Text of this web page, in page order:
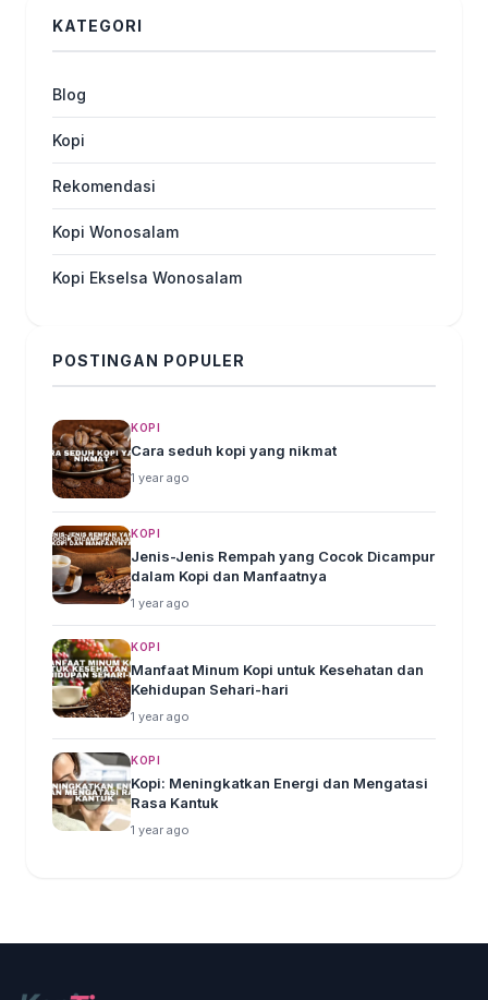
KATEGORI
Blog
Kopi
Rekomendasi
Kopi Wonosalam
Kopi Ekselsa Wonosalam
POSTINGAN POPULER
KOPI
Cara seduh kopi yang nikmat
1 year ago
KOPI
Jenis-Jenis Rempah yang Cocok Dicampur
dalam Kopi dan Manfaatnya
1 year ago
KOPI
Manfaat Minum Kopi untuk Kesehatan dan
Kehidupan Sehari-hari
1 year ago
KOPI
Kopi: Meningkatkan Energi dan Mengatasi
Rasa Kantuk
1 year ago